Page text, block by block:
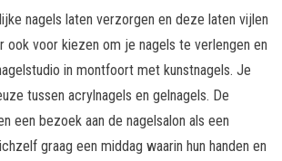
nagels laten verzorgen en deze laten vijlen
ook voor kiezen om je nagels te verlengen en
in montfoort met kunstnagels. Je
tussen acrylnagels en gelnagels. De
een bezoek aan de nagelsalon als een
graag een middag waarin hun handen en